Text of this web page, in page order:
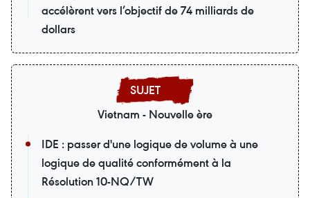
accélèrent vers l’objectif de 74 milliards de
dollars
Vietnam - Nouvelle ère
IDE : passer d'une logique de volume à une
logique de qualité conformément à la
Résolution 10-NQ/TW